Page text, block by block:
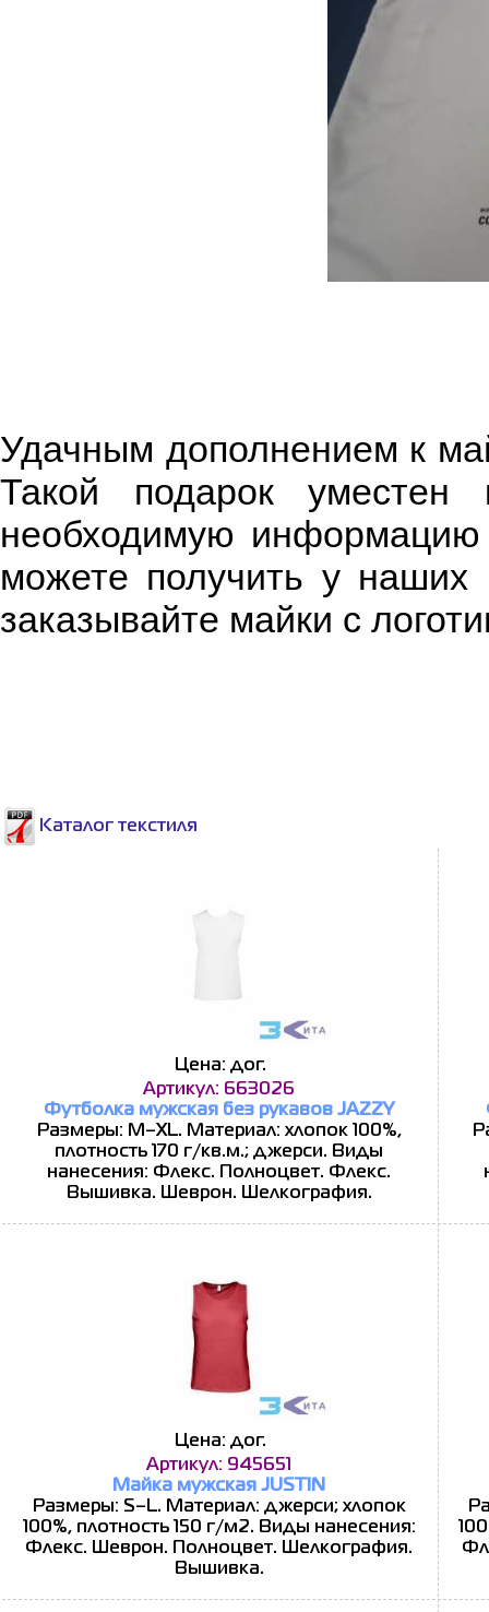
Удачным дополнением к
Такой подарок уместен
необходимую информацию
можете получить у
заказывайте майки с
Каталог текстиля
Цена: дог.
Артикул: 663026
Футболка мужская без рукавов JAZZY
Размеры: M–XL. Материал: хлопок 100%,
плотность 170 г/кв.м.; джерси. Виды
нанесения: Флекс. Полноцвет. Флекс.
Вышивка. Шеврон. Шелкография.
Цена: дог.
Артикул: 945651
Майка мужская JUSTIN
Размеры: S–L. Материал: джерси; хлопок
100%, плотность 150 г/м2. Виды нанесения:
Флекс. Шеврон. Полноцвет. Шелкография.
Вышивка.